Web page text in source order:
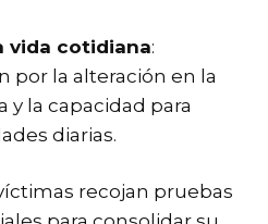
vida cotidiana:
por la alteración en la
y la capacidad para
diarias.
recojan pruebas